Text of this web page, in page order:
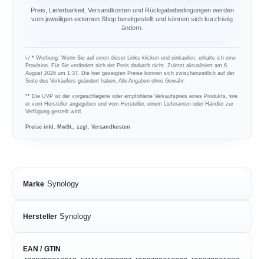
Preis, Lieferbarkeit, Versandkosten und Rückgabebedingungen werden
vom jeweiligen externen Shop bereitgestellt und können sich kurzfristig
ändern.
ℹ︎ / * Werbung: Wenn Sie auf einen dieser Links klicken und einkaufen, erhalte ich eine
Provision. Für Sie verändert sich der Preis dadurch nicht. Zuletzt aktualisiert am 6.
August 2026 um 1:37. Die hier gezeigten Preise können sich zwischenzeitlich auf der
Seite des Verkäufers geändert haben. Alle Angaben ohne Gewähr.
** Die UVP ist der vorgeschlagene oder empfohlene Verkaufspreis eines Produkts, wie
er vom Hersteller angegeben und vom Hersteller, einem Lieferanten oder Händler zur
Verfügung gestellt wird.
Preise inkl. MwSt., zzgl. Versandkosten
Marke Synology
Hersteller Synology
EAN / GTIN